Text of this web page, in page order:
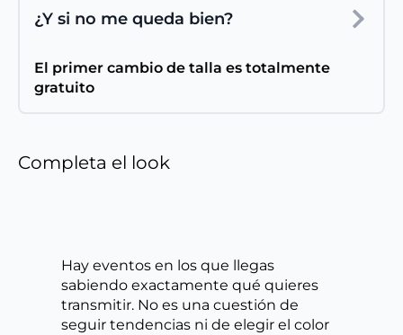
¿Y si no me queda bien?
El primer cambio de talla es totalmente
gratuito
Completa el look
Hay eventos en los que llegas
sabiendo exactamente qué quieres
transmitir. No es una cuestión de
seguir tendencias ni de elegir el color